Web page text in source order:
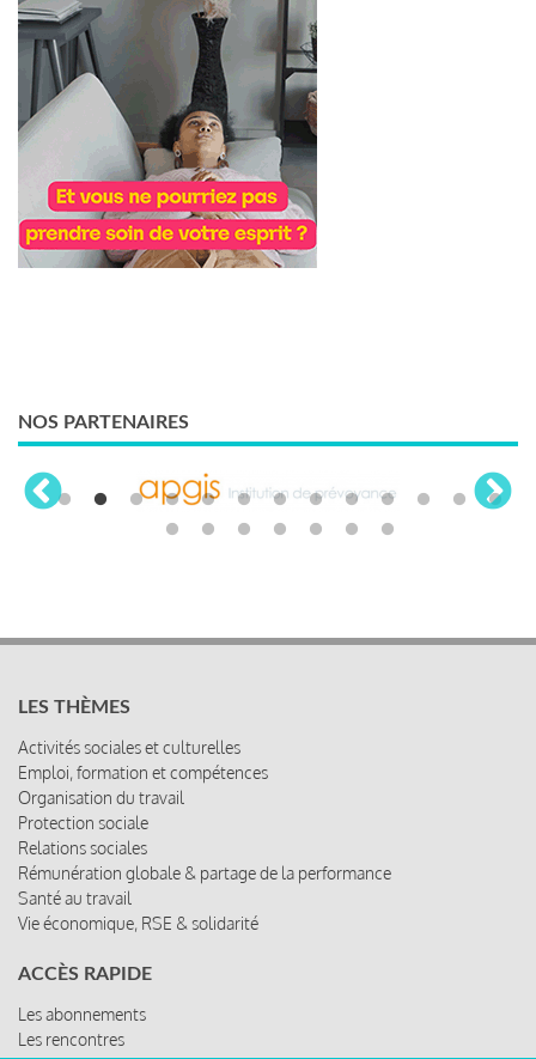
NOS PARTENAIRES
LES THÈMES
Activités sociales et culturelles
Emploi, formation et compétences
Organisation du travail
Protection sociale
Relations sociales
Rémunération globale & partage de la performance
Santé au travail
Vie économique, RSE & solidarité
ACCÈS RAPIDE
Les abonnements
Les rencontres